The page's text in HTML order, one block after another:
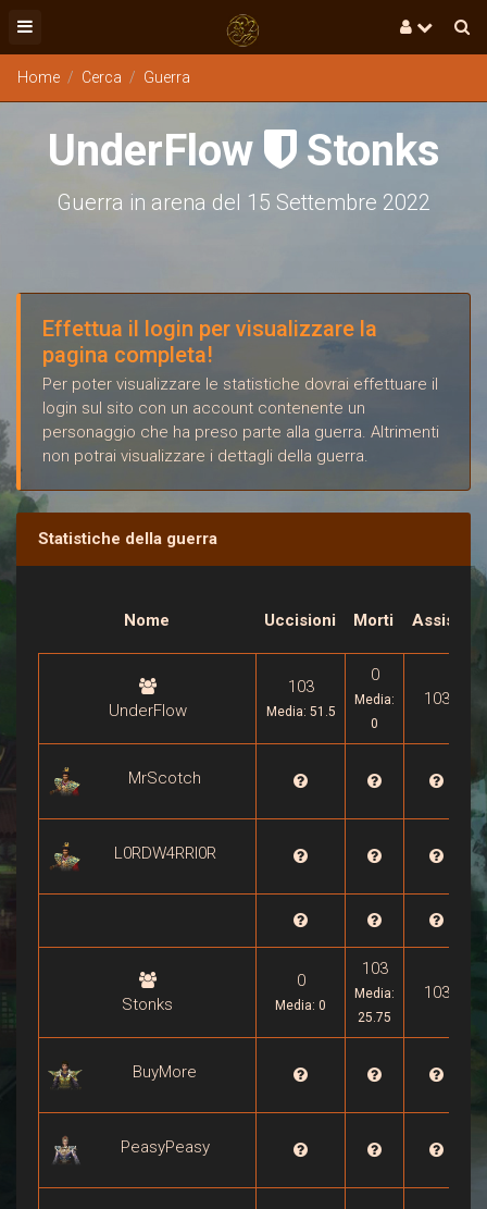
Home Cerca Guerra
UnderFlow Stonks
Guerra in arena del 15 Settembre 2022
Effettua il login per visualizzare la
pagina completa!
Per poter visualizzare le statistiche dovrai effettuare il
login sul sito con un account contenente un
personaggio che ha preso parte alla guerra. Altrimenti
non potrai visualizzare i dettagli della guerra.
Statistiche della guerra
Nome Uccisioni Morti Assist
UnderFlow
103
Media: 51.5
0
Media:
0
103
MrScotch 
L0RDW4RRI0R 

Stonks
0
Media: 0
103
Media:
25.75
103
BuyMore 
PeasyPeasy 